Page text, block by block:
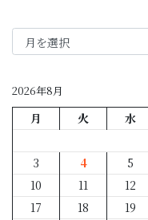
年
月
2026年8月
月 火 水
3
4 5
10
11 12
17
18 19